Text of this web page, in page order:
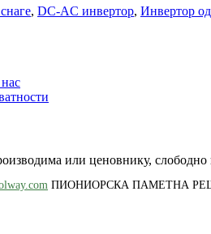
, DC-AC инвертор, Инвертор
или ценовнику, слободно
ПИОНИОРСКА ПАМЕТНА